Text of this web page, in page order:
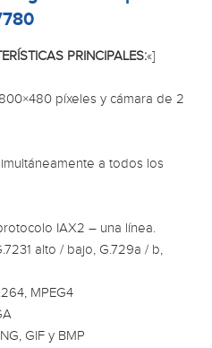
PRINCIPALES:«]
píxeles y cámara de 2
a todos los
IAX2 – una línea.
alto / bajo, G.729a / b,
MPEG4
GIF y BMP